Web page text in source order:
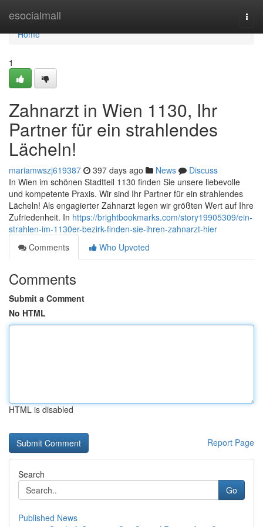
esocialmall
Home
Home
1
Zahnarzt in Wien 1130, Ihr
Partner für ein strahlendes
Lächeln!
mariamwszj619387 397 days ago News
Discuss
In Wien im schönen Stadtteil 1130 finden Sie unsere liebevolle
und kompetente Praxis. Wir sind Ihr Partner für ein strahlendes
Lächeln! Als engagierter Zahnarzt legen wir größten Wert auf Ihre
Zufriedenheit. In https://brightbookmarks.com/story19905309/ein-
strahlen-im-1130er-bezirk-finden-sie-ihren-zahnarzt-hier
Comments
Who Upvoted
Comments
Submit a Comment
No HTML
HTML is disabled
Report Page
Search
Go
Published News